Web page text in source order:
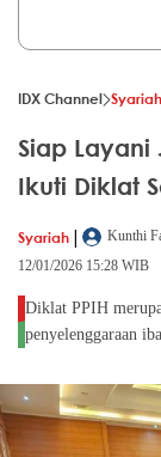
IDX Channel Syariah
Siap Layani
Ikuti Diklat
Syariah |
Kunthi
12/01/2026 15:28 WIB
Diklat PPIH
penyelenggaraan